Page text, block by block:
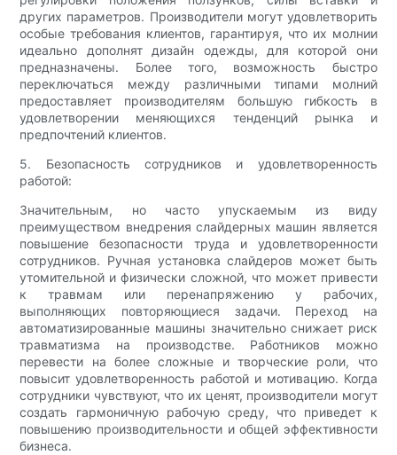
других параметров. Производители могут удовлетворить
особые требования клиентов, гарантируя, что их молнии
идеально дополнят дизайн одежды, для которой они
предназначены. Более того, возможность быстро
переключаться между различными типами молний
предоставляет производителям большую гибкость в
удовлетворении меняющихся тенденций рынка и
предпочтений клиентов.
5. Безопасность сотрудников и удовлетворенность
работой:
Значительным, но часто упускаемым из виду
преимуществом внедрения слайдерных машин является
повышение безопасности труда и удовлетворенности
сотрудников. Ручная установка слайдеров может быть
утомительной и физически сложной, что может привести
к травмам или перенапряжению у рабочих,
выполняющих повторяющиеся задачи. Переход на
автоматизированные машины значительно снижает риск
травматизма на производстве. Работников можно
перевести на более сложные и творческие роли, что
повысит удовлетворенность работой и мотивацию. Когда
сотрудники чувствуют, что их ценят, производители могут
создать гармоничную рабочую среду, что приведет к
повышению производительности и общей эффективности
бизнеса.